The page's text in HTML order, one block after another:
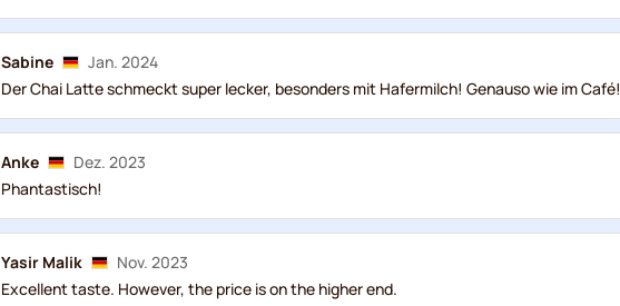
Sabine
Jan. 2024
Der Chai Latte schmeckt super lecker, besonders mit Hafermilch! Genauso wie im Café!
Anke
Dez. 2023
Phantastisch!
Yasir Malik
Nov. 2023
Excellent taste. However, the price is on the higher end.